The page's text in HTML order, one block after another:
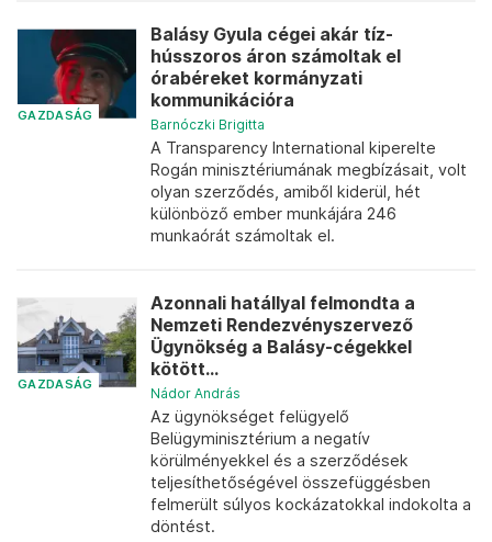
GAZDASÁG
Balásy Gyula cégei akár tíz-
hússzoros áron számoltak el
órabéreket kormányzati
kommunikációra
Barnóczki Brigitta
A Transparency International kiperelte
Rogán minisztériumának megbízásait, volt
olyan szerződés, amiből kiderül, hét
különböző ember munkájára 246
munkaórát számoltak el.
GAZDASÁG
Azonnali hatállyal felmondta a
Nemzeti Rendezvényszervező
Ügynökség a Balásy-cégekkel
kötött...
Nádor András
Az ügynökséget felügyelő
Belügyminisztérium a negatív
körülményekkel és a szerződések
teljesíthetőségével összefüggésben
felmerült súlyos kockázatokkal indokolta a
döntést.